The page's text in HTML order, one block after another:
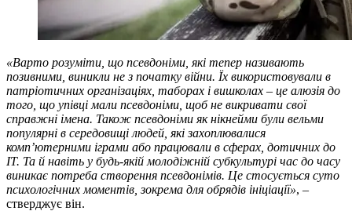
«Варто розуміти, що псевдоніми, які тепер називають
позивними, виникли не з початку війни. Їх використовували в
патріотичних організаціях, таборах і вишколах – це алюзія до
того, що упівці мали псевдоніми, щоб не викривати свої
справжні імена. Також псевдоніми як нікнейми були вельми
популярні в середовищі людей, які захоплювалися
комп’ютерними іграми або працювали в сферах, дотичних до
ІТ. Та й навіть у будь-якій молодіжній субкультурі час до часу
виникає потреба створення псевдонімів. Це стосується суто
психологічних моментів, зокрема для обрядів ініціації», –
стверджує він.